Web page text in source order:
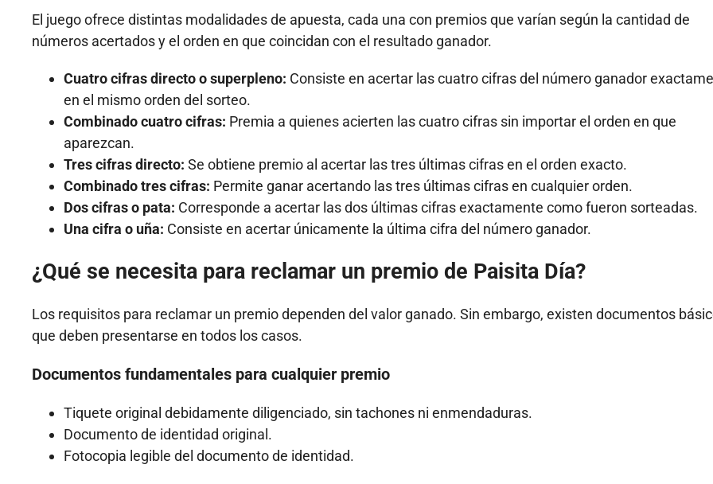
El juego ofrece distintas modalidades de apuesta, cada una con premios que varían según la cantidad de
números acertados y el orden en que coincidan con el resultado ganador.
Cuatro cifras directo o superpleno: Consiste en acertar las cuatro cifras del número ganador
en el mismo orden del sorteo.
Combinado cuatro cifras: Premia a quienes acierten las cuatro cifras sin importar el orden en que
aparezcan.
Tres cifras directo: Se obtiene premio al acertar las tres últimas cifras en el orden exacto.
Combinado tres cifras: Permite ganar acertando las tres últimas cifras en cualquier orden.
Dos cifras o pata: Corresponde a acertar las dos últimas cifras exactamente como fueron sorteadas.
Una cifra o uña: Consiste en acertar únicamente la última cifra del número ganador.
¿Qué se necesita para reclamar un premio de Paisita Día?
Los requisitos para reclamar un premio dependen del valor ganado. Sin embargo, existen documentos
que deben presentarse en todos los casos.
Documentos fundamentales para cualquier premio
Tiquete original debidamente diligenciado, sin tachones ni enmendaduras.
Documento de identidad original.
Fotocopia legible del documento de identidad.